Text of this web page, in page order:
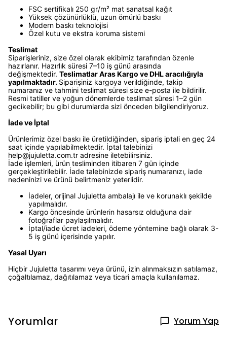
FSC sertifikalı 250 gr/m² mat sanatsal kağıt
Yüksek çözünürlüklü, uzun ömürlü baskı
Modern baskı teknolojisi
Özel kutu ve ekstra koruma sistemi
Teslimat
Siparişleriniz, size özel olarak ekibimiz tarafından özenle
hazırlanır. Hazırlık süresi 7–10 iş günü arasında
değişmektedir. Teslimatlar Aras Kargo ve DHL aracılığıyla
yapılmaktadır. Siparişiniz kargoya verildiğinde, takip
numaranız ve tahmini teslimat süresi size e-posta ile bildirilir.
Resmi tatiller ve yoğun dönemlerde teslimat süresi 1–2 gün
gecikebilir; bu gibi durumlarda sizi önceden bilgilendiriyoruz.
İade ve İptal
Ürünlerimiz özel baskı ile üretildiğinden, sipariş iptali en geç 24
saat içinde yapılabilmektedir. İptal talebinizi
help@jujuletta.com.tr adresine iletebilirsiniz.
İade işlemleri, ürün tesliminden itibaren 7 gün içinde
gerçekleştirilebilir. İade talebinizde sipariş numaranızı, iade
nedeninizi ve ürünü belirtmeniz yeterlidir.
İadeler, orijinal Jujuletta ambalajı ile ve korunaklı şekilde
yapılmalıdır.
Kargo öncesinde ürünlerin hasarsız olduğuna dair
fotoğraflar paylaşılmalıdır.
İptal/iade ücret iadeleri, ödeme yöntemine bağlı olarak 3-
5 iş günü içerisinde yapılır.
Yasal Uyarı
Hiçbir Jujuletta tasarımı veya ürünü, izin alınmaksızın satılamaz,
çoğaltılamaz, dağıtılamaz veya ticari amaçla kullanılamaz.
Yorumlar Yorum Yap